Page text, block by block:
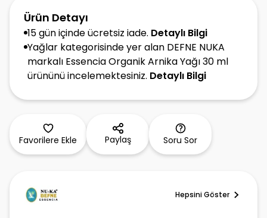
Ürün Detayı
15 gün içinde ücretsiz iade. Detaylı Bilgi
Yağlar kategorisinde yer alan DEFNE NUKA
markalı Essencia Organik Arnika Yağı 30 ml
ürününü incelemektesiniz. Detaylı Bilgi
Favorilere Ekle Paylaş Soru Sor
Hepsini Göster